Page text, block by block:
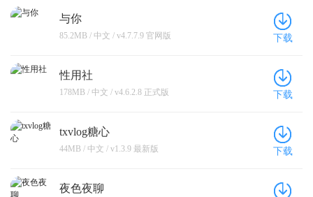
与你
85.2MB / 中文 / v4.7.7.9 官网版 下载
性用社
178MB / 中文 / v4.6.2.8 正式版 下载
txvlog糖心
44MB / 中文 / v1.3.9 最新版 下载
夜色夜聊